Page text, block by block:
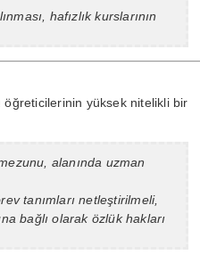
hafızlık kurslarının
öğreticilerinin yüksek nitelikli bir
alanında uzman
tanımları netleştirilmeli,
bağlı olarak özlük hakları